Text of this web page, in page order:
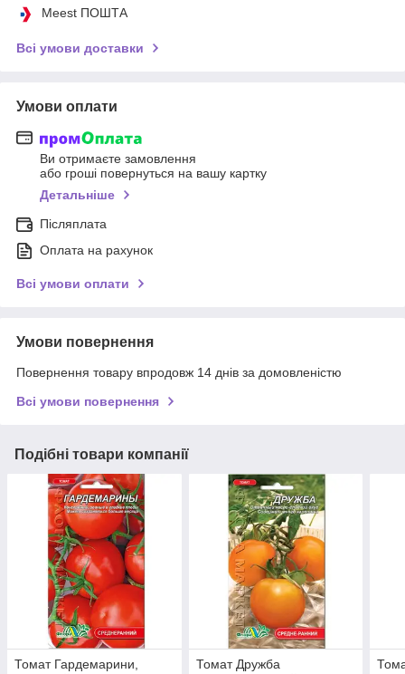
Meest ПОШТА
Всі умови доставки
Умови оплати
Ви отримаєте замовлення
або гроші повернуться на вашу картку
Детальніше
Післяплата
Оплата на рахунок
Всі умови оплати
Умови повернення
Повернення товару впродовж 14 днів за домовленістю
Всі умови повернення
Подібні товари компанії
Томат Гардемарини,
Томат Дружба